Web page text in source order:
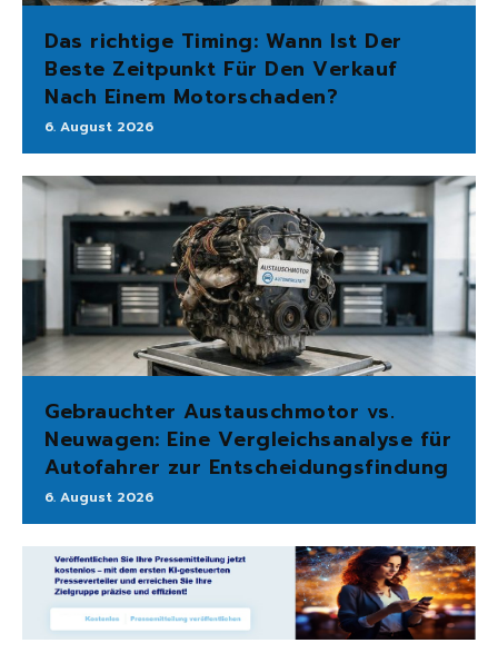
Das richtige Timing: Wann Ist Der
Beste Zeitpunkt Für Den Verkauf
Nach Einem Motorschaden?
6. August 2026
Gebrauchter Austauschmotor vs.
Neuwagen: Eine Vergleichsanalyse für
Autofahrer zur Entscheidungsfindung
6. August 2026